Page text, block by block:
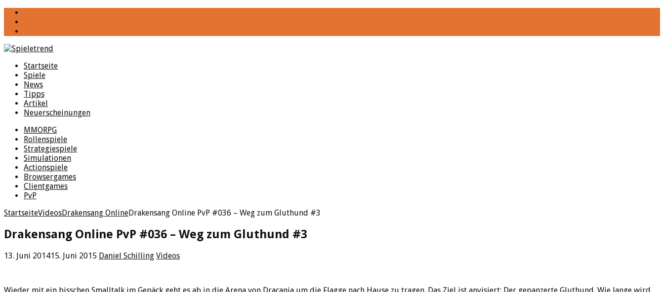
Startseite
Spiele
News
Tipps
Artikel
Neuerscheinungen
MMORPG
Rollenspiele
Strategiespiele
Simulationen
Actionspiele
Browsergames
Clientgames
PvP
StartseiteVideosDrakensang OnlineDrakensang Online PvP #036 – Weg zum Gluthund #3
Drakensang Online PvP #036 – Weg zum Gluthund #3
13. Juni 201415. Juni 2015 Daniel Schilling Videos